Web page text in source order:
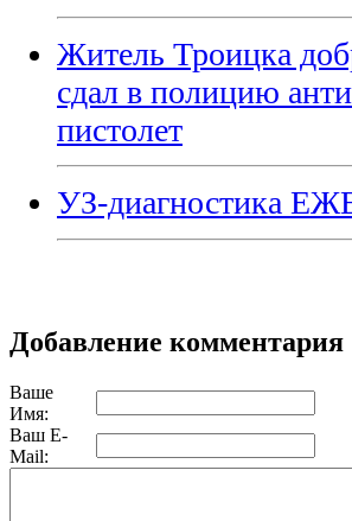
Житель Троицка
сдал в полицию
пистолет
УЗ-диагностика
Добавление комментария
Ваше
Имя:
Ваш E-
Mail: